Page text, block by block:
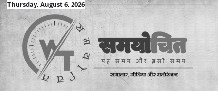
Skip
to
content
Thursday, August 6, 2026